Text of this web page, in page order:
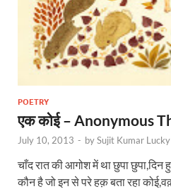
POETRY
एक कोई – Anonymous
July 10, 2013 - bySujit Kumar Lucky
चाँद रात की आगोश में था छुपा
कौन है जो इन से परे हक़ बता रहा